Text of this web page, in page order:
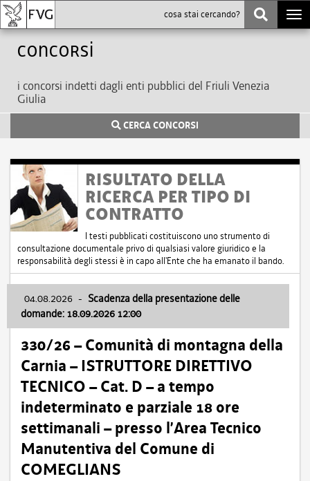
Concorsi
i concorsi indetti dagli enti pubblici del Friuli Venezia
Giulia
CERCA CONCORSI
RISULTATO DELLA
RICERCA PER TIPO DI
CONTRATTO
I testi pubblicati costituiscono uno strumento di
consultazione documentale privo di qualsiasi valore giuridico e la
responsabilità degli stessi è in capo all'Ente che ha emanato il bando.
04.08.2026 - Scadenza della presentazione delle
domande: 18.09.2026 12:00
330/26 – Comunità di montagna della
Carnia – ISTRUTTORE DIRETTIVO
TECNICO – Cat. D – a tempo
indeterminato e parziale 18 ore
settimanali – presso l’Area Tecnico
Manutentiva del Comune di
COMEGLIANS